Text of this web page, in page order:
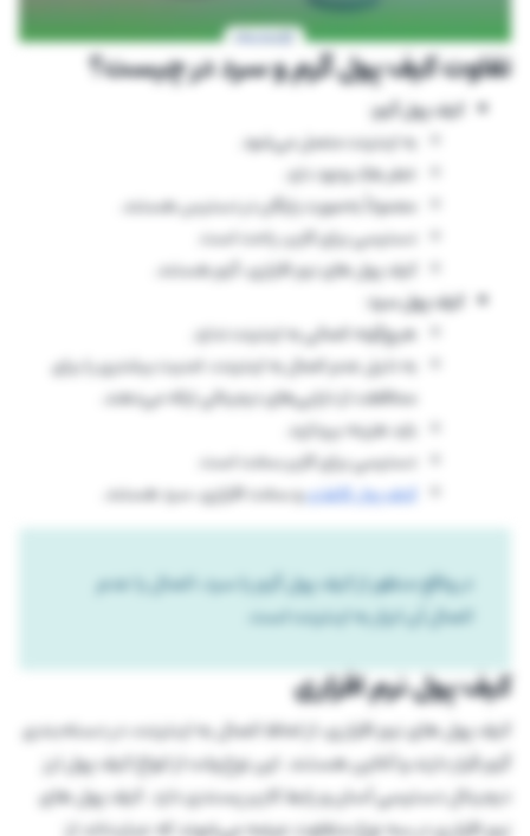
تفاوت کیف پول گرم و سرد در چیست؟
کیف پول گرم:
به اینترنت متصل می‌شود.
خطر هک وجود دارد.
معمولاََ به‌صورت رایگان در دسترس هستند.
دسترسی برای کاربر، راحت است.
کیف پول های نرم افزاری، گرم هستند.
کیف پول سرد:
هیچ‌گونه اتصالی به اینترنت ندارد.
به دلیل عدم اتصال به اینترنت، امنیت بیشتری را برای
محافظت از دارایی‌های دیجیتالی ارائه می‌دهند.
باید هزینه بپردازید.
دسترسی برای کاربر سخت است.
کیف پول کاغذیو سخت افزاری، سرد هستند.
در واقع منظور از کیف پول گرم یا سرد، اتصال یا عدم
اتصال آن ابزار به اینترنت است.
کیف پول‌ نرم افزاری
کیف پول های نرم افزاری، از لحاظ اتصال به اینترنت، در دسته‌بندی
گرم قرار دارند و آنلاین هستند. این نوع ولت از انواع کیف پول ارز
دیجیتال دسترسی آسان و رابط کاربر پسندی دارد. کیف پول های
نرم افزاری در سه نوع متفاوت عرضه می‌شوند که عبارت‌اند از: